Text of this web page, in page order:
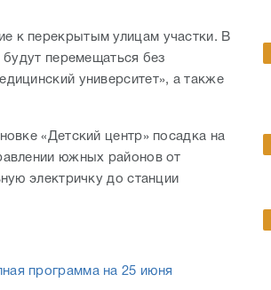
к перекрытым улицам участки. В
перемещаться без
университет», а также
«Детский центр» посадка на
южных районов от
электричку до станции
программа на 25 июня